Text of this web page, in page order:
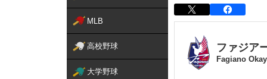
MLB
高校野球
大学野球
ファジア
Fagiano